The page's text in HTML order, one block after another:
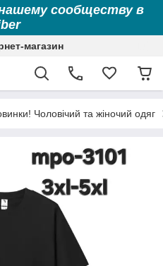
сообществу в
магазин
Чоловічий та жіночий одяг